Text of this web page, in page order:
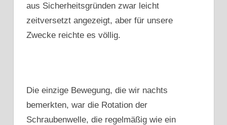
aus Sicherheitsgründen zwar leicht
zeitversetzt angezeigt, aber für unsere
Zwecke reichte es völlig.
Die einzige Bewegung, die wir nachts
bemerkten, war die Rotation der
Schraubenwelle, die regelmäßig wie ein